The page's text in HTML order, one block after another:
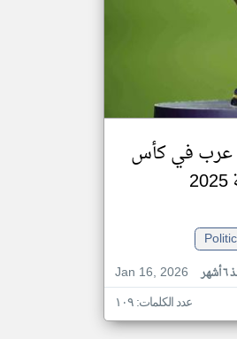
عرب في كأس
Jan 16, 2026
عدد الكلمات: ١٠٩